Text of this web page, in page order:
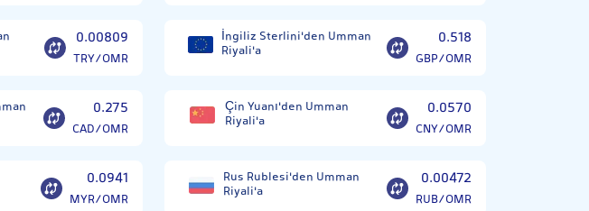
0.00809
TRY/OMR
İngiliz Sterlini'den Umman
Riyali'a
0.518
GBP/OMR
0.275
CAD/OMR
Çin Yuanı'den Umman
Riyali'a
0.0570
CNY/OMR
0.0941
MYR/OMR
Rus Rublesi'den Umman
Riyali'a
0.00472
RUB/OMR